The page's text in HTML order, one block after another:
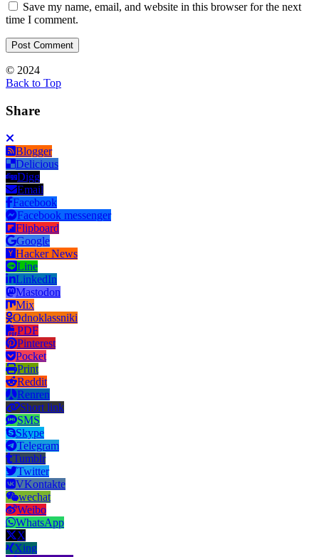
Save my name, email, and website in this browser for the next
time I comment.
© 2024
Back to Top
Share
Blogger
Delicious
Digg
Email
Facebook
Facebook messenger
Flipboard
Google
Hacker News
Line
LinkedIn
Mastodon
Mix
Odnoklassniki
PDF
Pinterest
Pocket
Print
Reddit
Renren
Short link
SMS
Skype
Telegram
Tumblr
Twitter
VKontakte
wechat
Weibo
WhatsApp
X
Xing